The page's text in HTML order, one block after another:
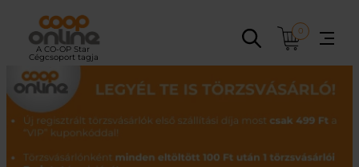
tartalomhoz
0